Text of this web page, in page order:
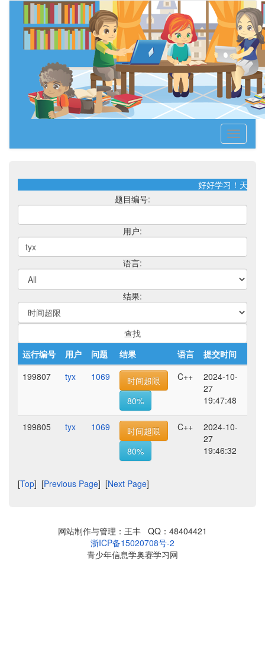
Toggle
好好学习！天天向
题目编号:
用户:
语言:
结果:
运行编号 用户 问题 结果 语言
提交时间
199807
tyx 1069
时间超限
80%
C++
2024-10-
27
19:47:48
199805 tyx 1069
时间超限
80%
C++
2024-10-
27
19:46:32
[Top] [Previous Page] [Next Page]
网站制作与管理：王丰 QQ：48404421
浙ICP备15020708号-2
青少年信息学奥赛学习网